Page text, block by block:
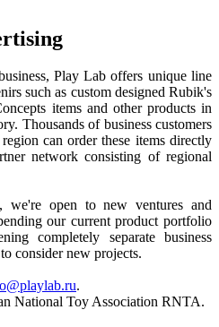
Play Lab offers unique line
such as custom designed Rubik's
items and other products in
Thousands of business customers
can order these items directly
network consisting of regional
we're open to new ventures and
our current product portfolio
completely separate business
consider new projects.
.
National Toy Association RNTA.